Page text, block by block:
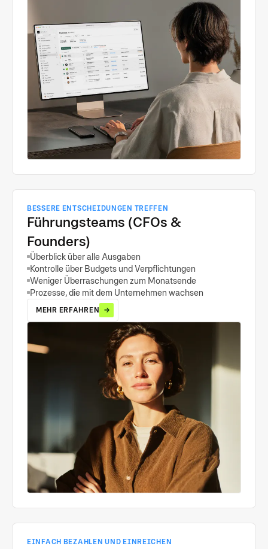
BESSERE ENTSCHEIDUNGEN TREFFEN
Führungsteams (CFOs &
Founders)
Überblick über alle Ausgaben
Kontrolle über Budgets und Verpflichtungen
Weniger Überraschungen zum Monatsende
Prozesse, die mit dem Unternehmen wachsen
MEHR ERFAHREN
EINFACH BEZAHLEN UND EINREICHEN